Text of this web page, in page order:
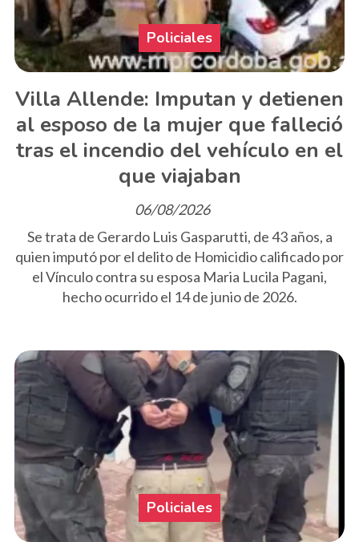
Villa Allende: Imputan y detienen
al esposo de la mujer que falleció
tras el incendio del vehículo en el
que viajaban
Policiales
06/08/2026
Se trata de Gerardo Luis Gasparutti, de 43 años, a
quien imputó por el delito de Homicidio calificado por
el Vínculo contra su esposa Maria Lucila Pagani,
hecho ocurrido el 14 de junio de 2026.
Policiales